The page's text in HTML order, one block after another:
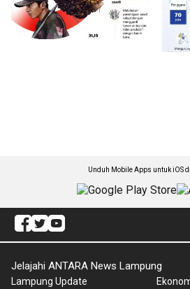
Unduh Mobile Apps untuk iOS
Jelajahi ANTARA News Lampung
Lampung Update